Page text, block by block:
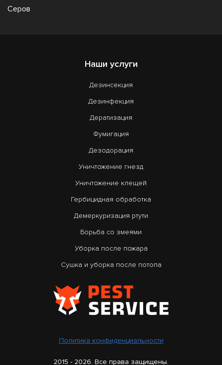
Серов
Наши услуги
Дезинсекция
Дезинфекция
Дератизация
Фумигация
Дезодорация
Уничтожение гнезд
Уничтожение клещей
Гербицидная обработка
Демеркуризация ртути
Борьба со змеями
Уборка после пожара
Сушка и уборка после потопа
Политика конфиденциальности
2015 - 2026. Все права защищены.